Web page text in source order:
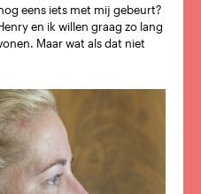
eens iets met mij gebeurt?
en ik willen graag zo lang
Maar wat als dat niet